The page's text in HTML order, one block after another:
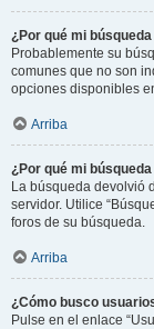
¿Por qué mi
Probablemente su
comunes que no son
opciones disponibles
Arriba
¿Por qué mi
La búsqueda devolvió
servidor. Utilice
foros de su búsqueda.
Arriba
¿Cómo busco
Pulse en el enlace